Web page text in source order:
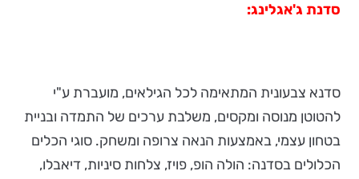
סדנת ג'אגלינג:
סדנא צבעונית המתאימה לכל הגילאים, מועברת ע"י
להטוטן מנוסה ומקסים, משלבת ערכים של התמדה ובניית
בטחון עצמי, באמצעות הנאה צרופה ומשחק. סוגי הכלים
הכלולים בסדנה: הולה הופ, פויז, צלחות סיניות, דיאבלו,